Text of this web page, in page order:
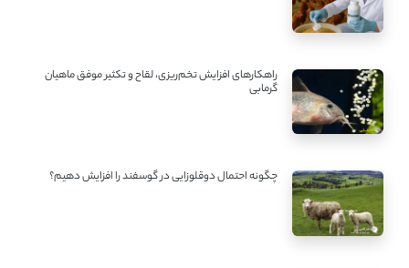
راهکارهای افزایش تخم‌ریزی، لقاح و تکثیر موفق ماهیان
گرمابی
چگونه احتمال دوقلوزایی در گوسفند را افزایش دهیم؟